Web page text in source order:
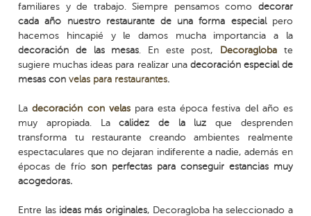
familiares y de trabajo. Siempre pensamos como decorar
cada año nuestro restaurante de una forma especialpero
hacemos hincapié y le damos mucha importancia a la
decoración de las mesas . En este post, Decoragloba te
sugiere muchas ideas para realizar una decoración especial de
mesas convelas para restaurantes.
Ladecoración con velaspara esta época festiva del año es
muy apropiada. Lacalidez de la luz que desprenden
transforma tu restaurante creando ambientes realmente
espectaculares que no dejaran indiferente a nadie, además en
épocas de fríoson perfectas para conseguir estancias muy
acogedoras.
Entre lasideas más originales, Decoragloba ha seleccionado a